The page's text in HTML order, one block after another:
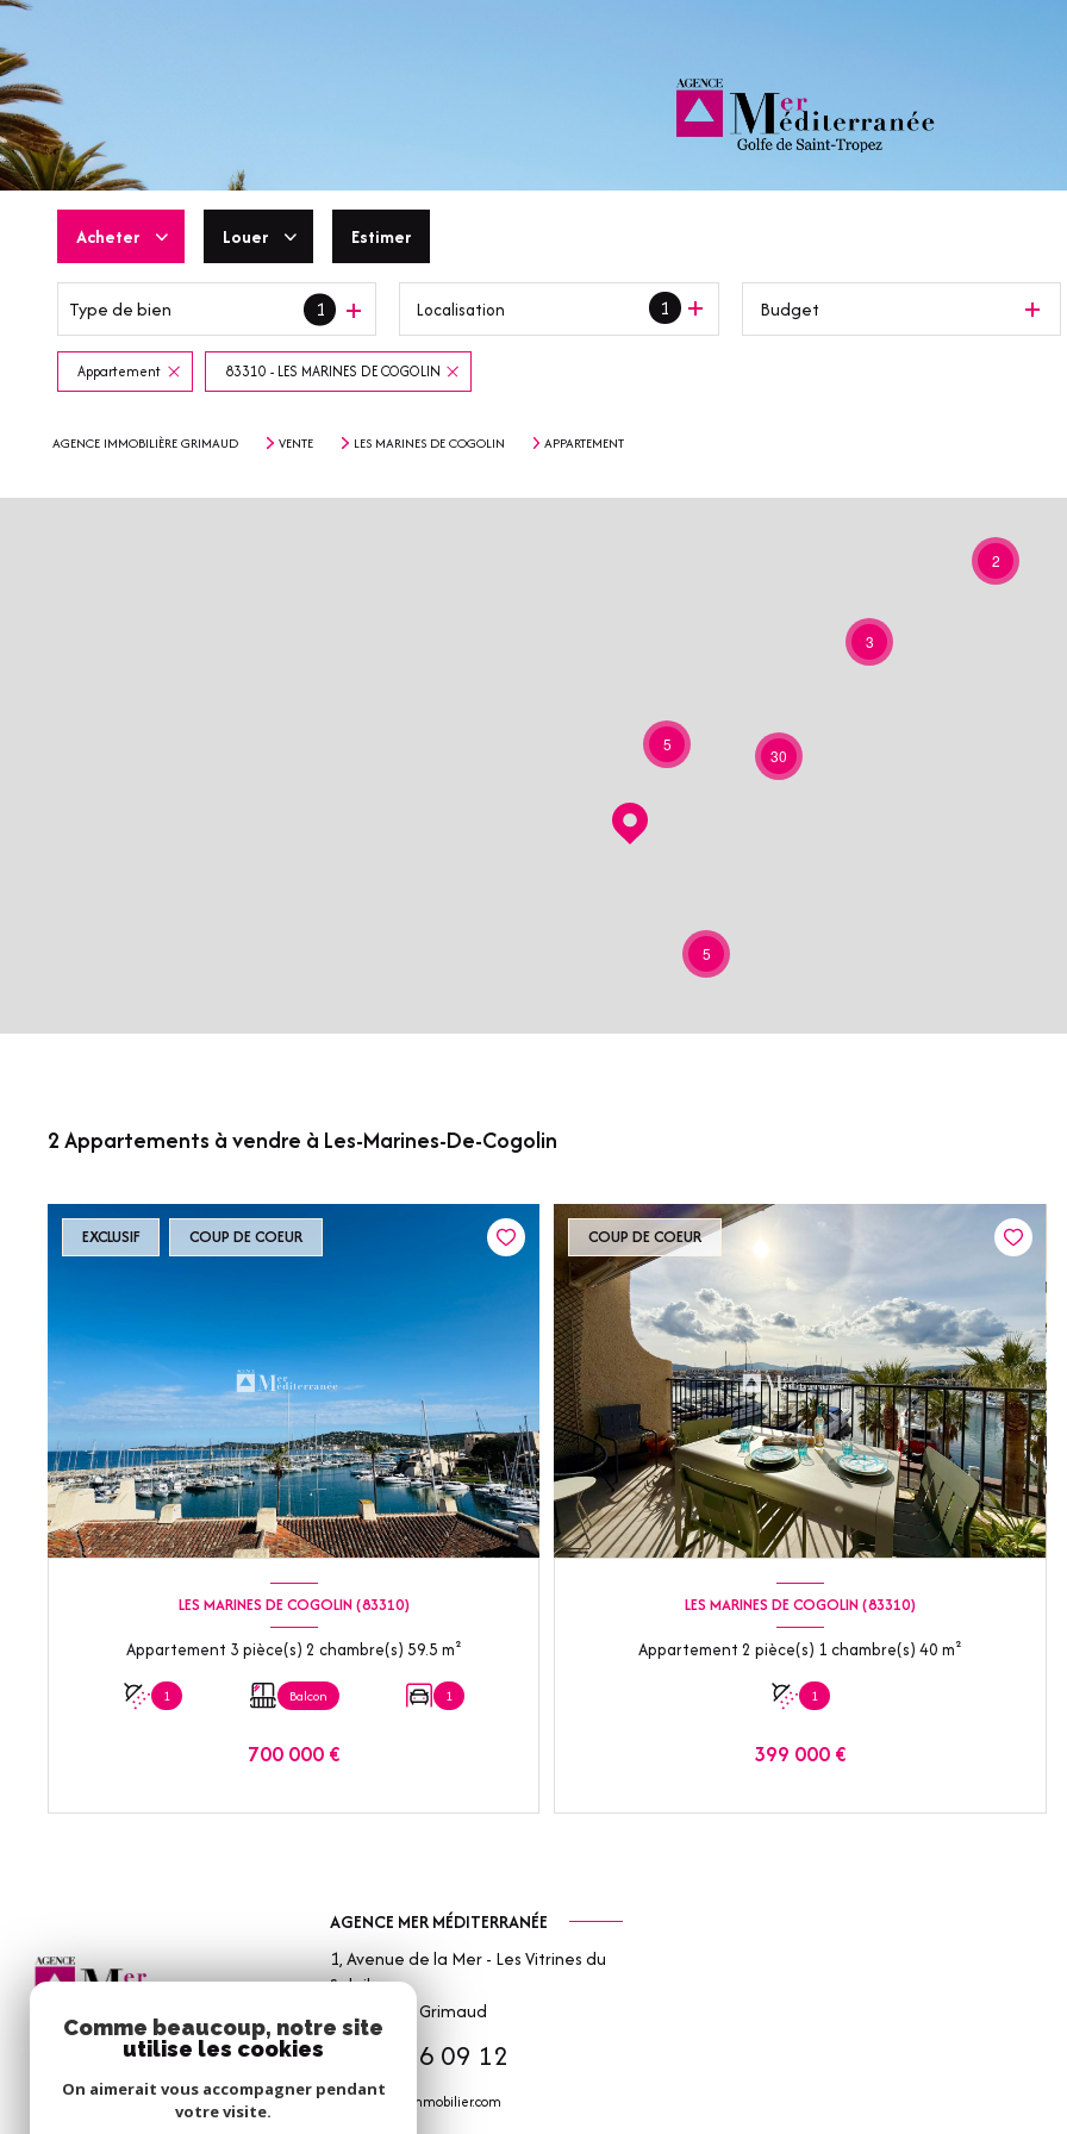
Acheter
De l'ancien
De l'immo pro
Louer
En saisonnier
Estimer
Type de bien 1 1
Localisation Budget
Appartement 83310 - LES MARINES DE COGOLIN
AGENCE IMMOBILIÈRE GRIMAUD VENTE LES MARINES DE COGOLIN APPARTEMENT
2
5
3
5
30
2Appartements à vendre à Les-Marines-De-Cogolin
EXCLUSIF COUP DE COEUR
LES MARINES DE COGOLIN (83310)
Appartement 3 pièce(s) 2 chambre(s) 59.5 m²
1 Balcon 1
700 000 €
VOIR LE BIEN
COUP DE COEUR
LES MARINES DE COGOLIN (83310)
Appartement 2 pièce(s) 1 chambre(s) 40 m²
1
399 000 €
VOIR LE BIEN
AGENCE MER MÉDITERRANÉE
1, Avenue de la Mer - Les Vitrines du
Soleil
Port Grimaud
04 94 56 09 12
info@amm-immobilier.com
Comme beaucoup, notre site
utilise les cookies
On aimerait vous accompagner pendant
votre visite.